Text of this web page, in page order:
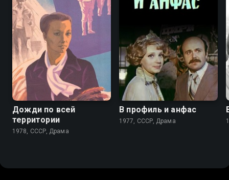
Дожди по всей
территории
1978, СССР, Драма
6.6
В профиль и анфас
1977, СССР, Драма